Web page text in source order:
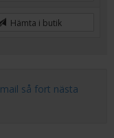
Hämta i butik
så fort nästa